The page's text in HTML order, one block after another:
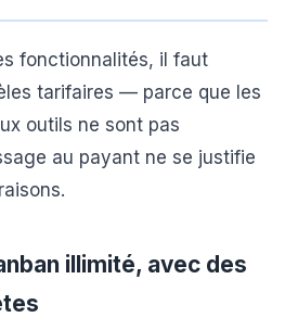
fonctionnalités, il faut
tarifaires — parce que les
outils ne sont pas
au payant ne se justifie
illimité, avec des